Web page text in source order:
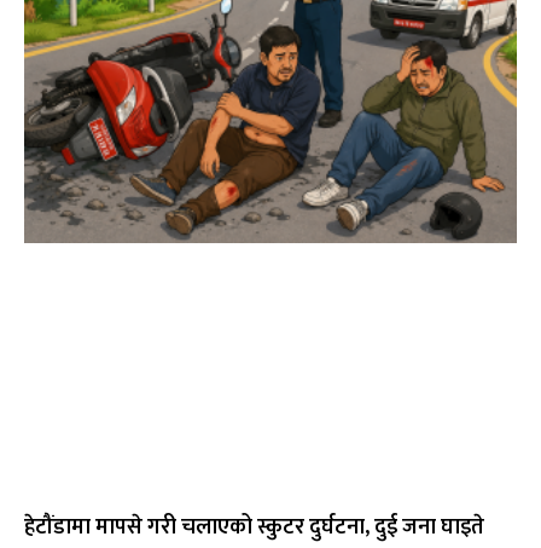
हेटौंडामा मापसे गरी चलाएको स्कुटर दुर्घटना, दुई जना घाइते